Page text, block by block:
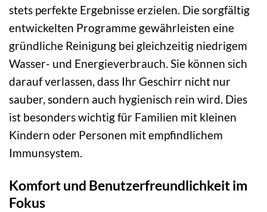
stets perfekte Ergebnisse erzielen. Die sorgfältig
entwickelten Programme gewährleisten eine
gründliche Reinigung bei gleichzeitig niedrigem
Wasser- und Energieverbrauch. Sie können sich
darauf verlassen, dass Ihr Geschirr nicht nur
sauber, sondern auch hygienisch rein wird. Dies
ist besonders wichtig für Familien mit kleinen
Kindern oder Personen mit empfindlichem
Immunsystem.
Komfort und Benutzerfreundlichkeit im
Fokus